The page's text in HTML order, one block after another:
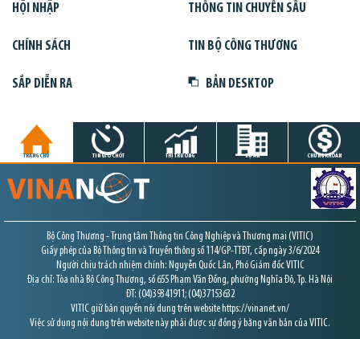
HỘI NHẬP THÔNG TIN CHUYÊN SÂU
CHÍNH SÁCH TIN BỘ CÔNG THƯƠNG
SẮP DIỄN RA BẢN DESKTOP
TRANG CHỦ TIN GIỜ CHÓT THỊ TRƯỜNG DỰ ÁN CHỨNG KHOÁN
Bộ Công Thương - Trung tâm Thông tin Công Nghiệp và Thương mại (VITIC)
Giấy phép của Bộ Thông tin và Truyền thông số 114/GP-TTĐT, cấp ngày 3/6/2024
Người chịu trách nhiệm chính: Nguyễn Quốc Lân, Phó Giám đốc VITIC
Địa chỉ: Tòa nhà Bộ Công Thương, số 655 Phạm Văn Đồng, phường Nghĩa Đô, Tp. Hà Nội
ĐT: (04)39341911; (04)37153632
VITIC giữ bản quyền nội dung trên website https://vinanet.vn/
Việc sử dụng nội dung trên website này phải được sự đồng ý bằng văn bản của VITIC.